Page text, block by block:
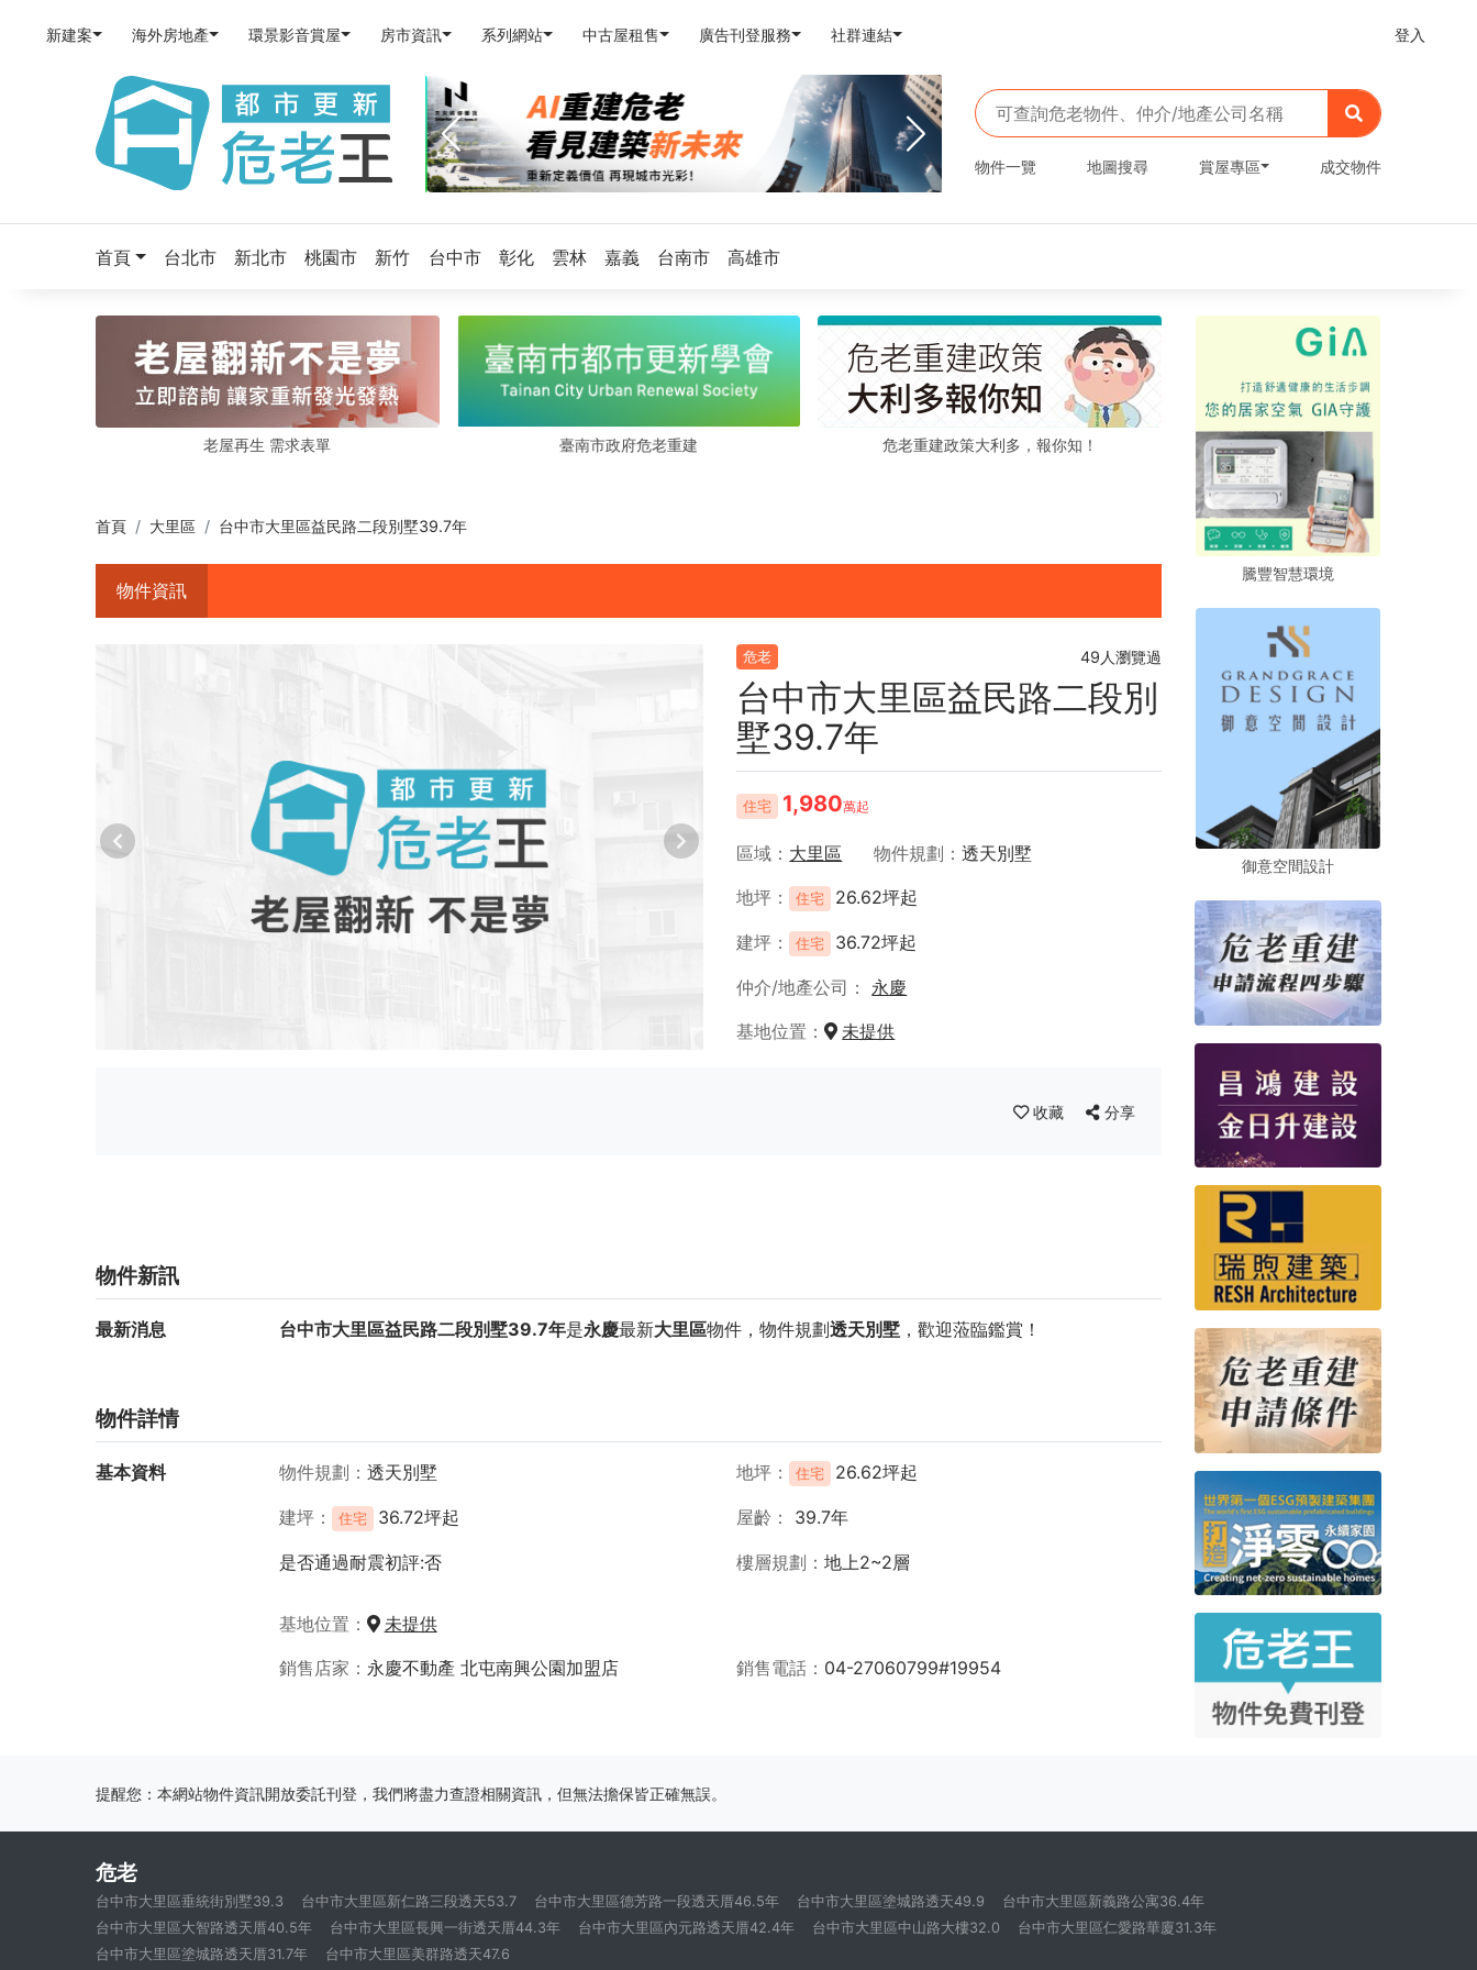
新建案 海外房地產 環景影音賞屋 房市資訊 系列網站 中古屋租售 廣告刊登服務 社群連結 登入
物件一覽 地圖搜尋 賞屋專區 成交物件
首頁 台北市 新北市 桃園市 新竹 台中市 彰化 雲林 嘉義 台南市 高雄市
老屋再生 需求表單 臺南市政府危老重建 危老重建政策大利多，報你知！
首頁 大里區 台中市大里區益民路二段別墅39.7年
物件資訊
危老 49人瀏覽過
台中市大里區益民路二段別
墅39.7年
住宅 1,980萬起
區域 大里區 物件規劃
透天別墅
地坪
住宅 26.62坪起
建坪 住宅 36.72坪起
仲介/地產公司
永慶
基地位置
未提供
收藏 分享
物件新訊
最新消息 台中市大里區益民路二段別墅39.7年是永慶最新大里區物件，物件規劃透天別墅，歡迎蒞臨鑑賞！
物件詳情
基本資料 物件規劃 透天別墅 地坪 住宅 26.62坪起
建坪 住宅 36.72坪起 屋齡 39.7年
是否通過耐震初評:否 樓層規劃 地上2~2層
基地位置
未提供
銷售店家
永慶不動產 北屯南興公園加盟店 銷售電話 04-27060799#19954
騰豐智慧環境
騰豐智慧環境
騰豐智慧環境
御意空間設計
御意空間設計
御意空間設計
提醒您：本網站物件資訊開放委託刊登，我們將盡力查證相關資訊，但無法擔保皆正確無誤。
危老
台中市大里區垂統街別墅39.3 台中市大里區新仁路三段透天53.7 台中市大里區德芳路一段透天厝46.5年 台中市大里區塗城路透天49.9
台中市大里區新義路公寓36.4年
台中市大里區大智路透天厝40.5年
台中市大里區長興一街透天厝44.3年 台中市大里區內元路透天厝42.4年 台中市大里區中山路大樓32.0
台中市大里區仁愛路華廈31.3年
台中市大里區塗城路透天厝31.7年
台中市大里區美群路透天47.6